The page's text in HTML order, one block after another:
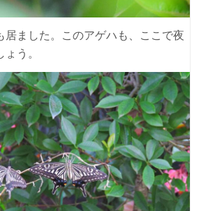
居ました。このアゲハも、ここで夜
う。